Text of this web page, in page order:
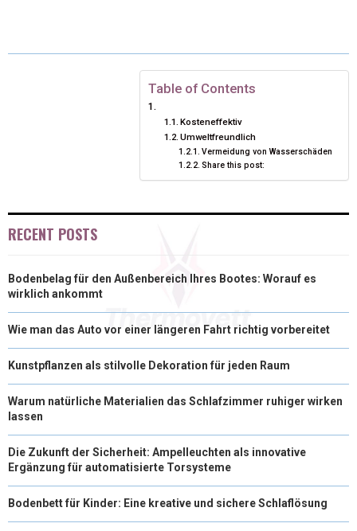
O
T O
O O
N
R
E
T
O
D O
Table of Contents
Kosteneffektiv
Umweltfreundlich
Vermeidung von Wasserschäden
Share this post:
RECENT POSTS
Bodenbelag für den Außenbereich Ihres Bootes: Worauf es
wirklich ankommt
Wie man das Auto vor einer längeren Fahrt richtig vorbereitet
Kunstpflanzen als stilvolle Dekoration für jeden Raum
Warum natürliche Materialien das Schlafzimmer ruhiger wirken
lassen
Die Zukunft der Sicherheit: Ampelleuchten als innovative
Ergänzung für automatisierte Torsysteme
Bodenbett für Kinder: Eine kreative und sichere Schlaflösung